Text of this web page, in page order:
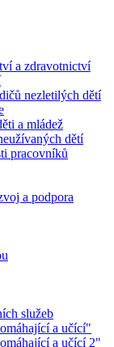
a zdravotnictví
nezletilých dětí
a mládež
dětí
pracovníků
a podpora
služeb
a učící"
a učící 2"